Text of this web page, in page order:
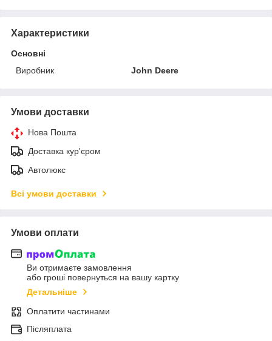
Характеристики
Основні
Виробник
John Deere
Умови доставки
Нова Пошта
Доставка кур'єром
Автолюкс
Всі умови доставки
Умови оплати
Ви отримаєте замовлення
або гроші повернуться на вашу картку
Детальніше
Оплатити частинами
Післяплата